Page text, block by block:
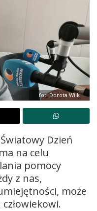
fot. Dorota Wilk
Dzień
na celu
pomocy
z nas,
może